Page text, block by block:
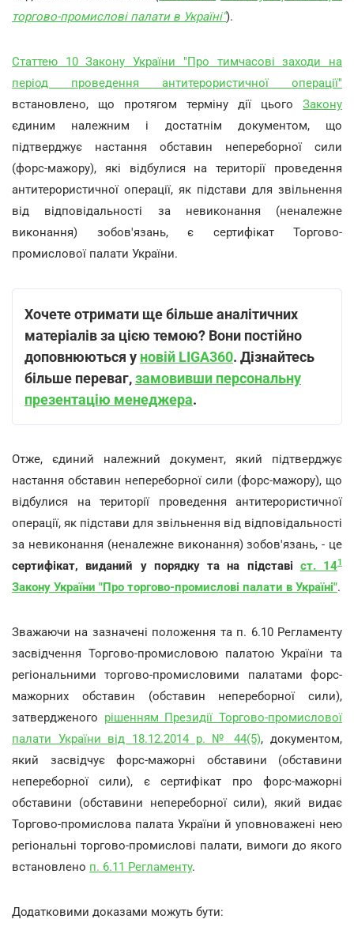
торгово-промислові палати в Україні").
Статтею 10 Закону України "Про тимчасові заходи на
період проведення антитерористичної операції"
встановлено, що протягом терміну дії цього Закону
єдиним належним і достатнім документом, що
підтверджує настання обставин непереборної сили
(форс-мажору), які відбулися на території проведення
антитерористичної операції, як підстави для звільнення
від відповідальності за невиконання (неналежне
виконання) зобов'язань, є сертифікат Торгово-
промислової палати України.
Хочете отримати ще більше аналітичних
матеріалів за цією темою? Вони постійно
доповнюються у новій LIGA360. Дізнайтесь
більше переваг,замовивши персональну
презентацію менеджера.
Отже, єдиний належний документ, який підтверджує
настання обставин непереборної сили (форс-мажору), що
відбулися на території проведення антитерористичної
операції, як підстави для звільнення від відповідальності
за невиконання (неналежне виконання) зобов'язань, - це
сертифікат, виданий у порядку та на підставі ст. 141
Закону України "Про торгово-промислові палати в Україні".
Зважаючи на зазначені положення та п. 6.10 Регламенту
засвідчення Торгово-промисловою палатою України та
регіональними торгово-промисловими палатами форс-
мажорних обставин (обставин непереборної сили),
затвердженого рішенням Президії Торгово-промислової
палати України від 18.12.2014 р. № 44(5), документом,
який засвідчує форс-мажорні обставини (обставини
непереборної сили), є сертифікат про форс-мажорні
обставини (обставини непереборної сили), який видає
Торгово-промислова палата України й уповноважені нею
регіональні торгово-промислові палати, вимоги до якого
встановлено п. 6.11 Регламенту.
Додатковими доказами можуть бути: